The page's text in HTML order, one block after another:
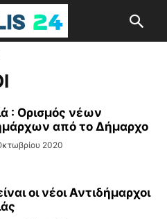
: Ορισμός νέων
από το Δήμαρχο
2020
οι νέοι Αντιδήμαρχοι